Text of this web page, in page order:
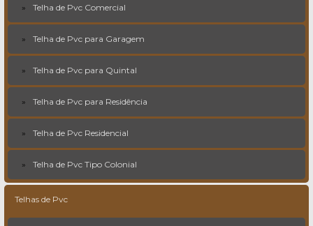
Telha de Pvc Comercial
Telha de Pvc para Garagem
Telha de Pvc para Quintal
Telha de Pvc para Residência
Telha de Pvc Residencial
Telha de Pvc Tipo Colonial
Telhas de Pvc